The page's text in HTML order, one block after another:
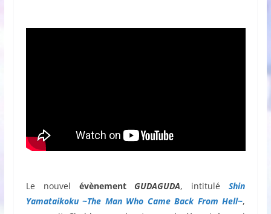
Le nouvel évènement GUDAGUDA, intituléShin
Yamataikoku ~The Man Who Came Back From Hell~,